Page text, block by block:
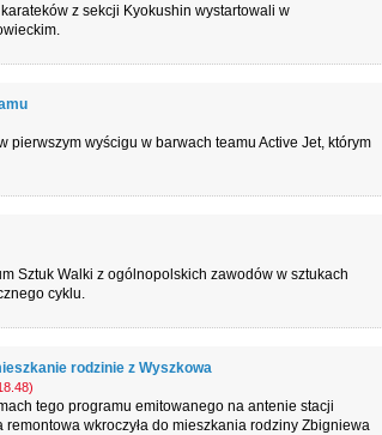
z sekcji Kyokushin wystartowali w
pierwszym wyścigu w barwach teamu Active Jet, którym
Sztuk Walki z ogólnopolskich zawodów w sztukach
cyklu.
rodzinie z Wyszkowa
tego programu emitowanego na antenie stacji
wkroczyła do mieszkania rodziny Zbigniewa